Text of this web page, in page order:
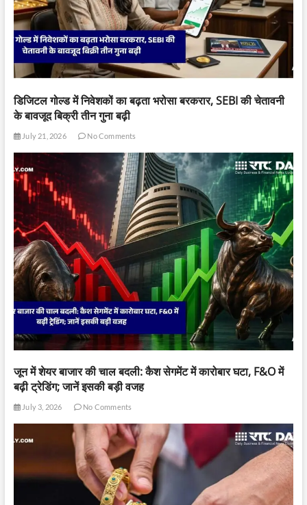
डिजिटल गोल्ड में निवेशकों का बढ़ता भरोसा बरकरार, SEBI की चेतावनी
के बावजूद बिक्री तीन गुना बढ़ी
July 21, 2026 No Comments
जून में शेयर बाजार की चाल बदली: कैश सेगमेंट में कारोबार घटा, F&O में
बढ़ी ट्रेडिंग; जानें इसकी बड़ी वजह
July 3, 2026 No Comments